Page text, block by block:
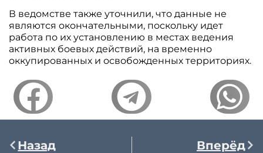
В ведомстве также уточнили, что данные не
являются окончательными, поскольку идет
работа по их установлению в местах ведения
активных боевых действий, на временно
оккупированных и освобожденных территориях.
Назад Вперёд